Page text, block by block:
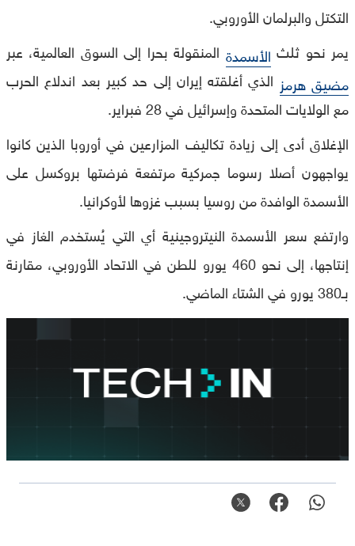
التكتل والبرلمان الأوروبي.
يمر نحو ثلث الأسمدة المنقولة بحرا إلى السوق العالمية، عبر
مضيق هرمز الذي أغلقته إيران إلى حد كبير بعد اندلاع الحرب
مع الولايات المتحدة وإسرائيل في 28 فبراير.
الإغلاق أدى إلى زيادة تكاليف المزارعين في أوروبا الذين كانوا
يواجهون أصلا رسوما جمركية مرتفعة فرضتها بروكسل على
الأسمدة الوافدة من روسيا بسبب غزوها لأوكرانيا.
وارتفع سعر الأسمدة النيتروجينية أي التي يُستخدم الغاز في
إنتاجها، إلى نحو 460 يورو للطن في الاتحاد الأوروبي، مقارنة
بـ380 يورو في الشتاء الماضي.